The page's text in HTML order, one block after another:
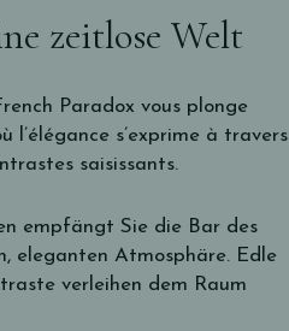
zeitlose Welt
Paradox vous plonge
l’élégance s’exprime à travers
saisissants.
empfängt Sie die Bar des
eleganten Atmosphäre. Edle
verleihen dem Raum